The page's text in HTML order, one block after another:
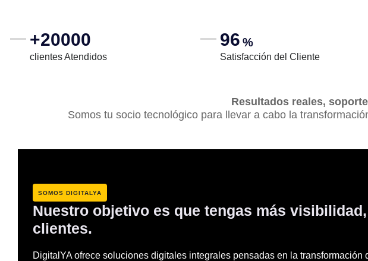
+20000
clientes Atendidos
96 %
Satisfacción del Cliente
Resultados reales,
Somos tu socio tecnológico para llevar a cabo la
SOMOS DIGITALYA
Nuestro objetivo es que tengas más
clientes.
DigitalYA ofrece soluciones digitales integrales pensadas en la transformación